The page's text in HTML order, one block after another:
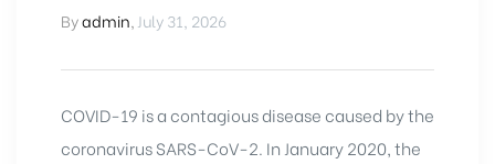
Byadmin July 31, 2026
COVID-19 is a contagious disease caused by the
coronavirus SARS-CoV-2. In January 2020, the